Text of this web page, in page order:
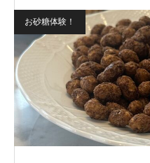
お砂糖体験！